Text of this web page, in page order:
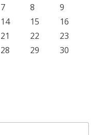
7 8
9
14 15
16
21 22
23
28 29
30